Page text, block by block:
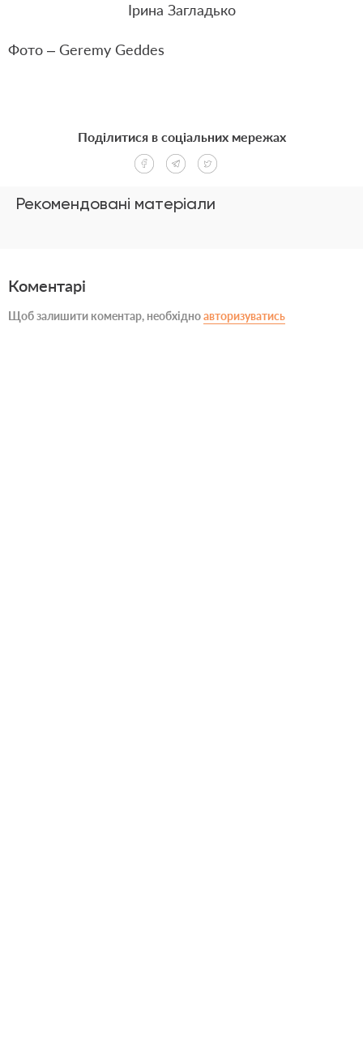
Ірина Загладько
Фото – Geremy Geddes
Рекомендовані матеріали
Поділитися в соціальних мережах
Коментарі
Щоб залишити коментар, необхідноавторизуватись